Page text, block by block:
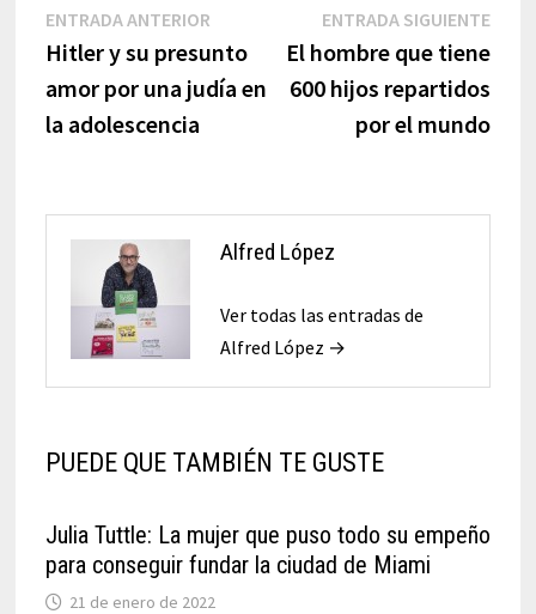
Navegación
de
entradas
ENTRADA ANTERIOREntrada
anterior:
Hitler y su presunto
amor por una judía en
la adolescencia
ENTRADA SIGUIENTE
El hombre que tiene
600 hijos repartidos
por el mundo
Alfred López
Ver todas las entradas de
Alfred López →
PUEDE QUE TAMBIÉN TE GUSTE
Julia Tuttle: La mujer que puso todo su empeño
para conseguir fundar la ciudad de Miami
21 de enero de 2022